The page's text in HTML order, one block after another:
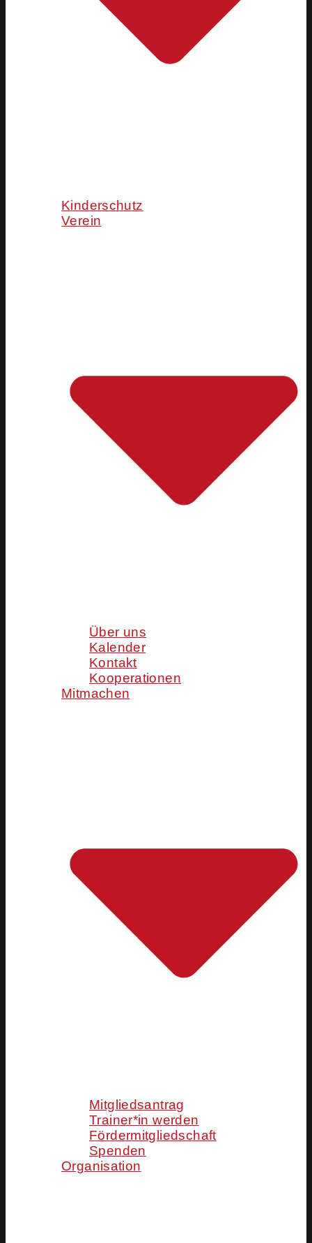
Kinderschutz
Verein
Über uns
Kalender
Kontakt
Kooperationen
Mitmachen
Mitgliedsantrag
Trainer*in werden
Fördermitgliedschaft
Spenden
Organisation